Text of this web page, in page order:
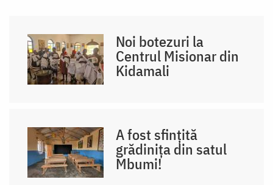
Noi botezuri la
Centrul Misionar din
Kidamali
A fost sfințită
grădinița din satul
Mbumi!